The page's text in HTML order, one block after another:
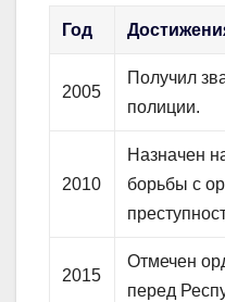
Год
2005
Получил
полиции.
2010
Назначен
борьбы с
2015
Отмечен
перед